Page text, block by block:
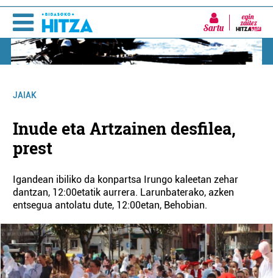
Sartu
JAIAK
Inude eta Artzainen desfilea,
prest
Igandean ibiliko da konpartsa Irungo kaleetan zehar
dantzan, 12:00etatik aurrera. Larunbaterako, azken
entsegua antolatu dute, 12:00etan, Behobian.